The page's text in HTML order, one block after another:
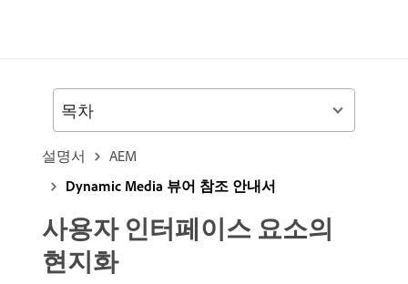
설명서
AEM
Dynamic Media 뷰어 참조 안내서
사용자 인터페이스 요소의
현지화
목차